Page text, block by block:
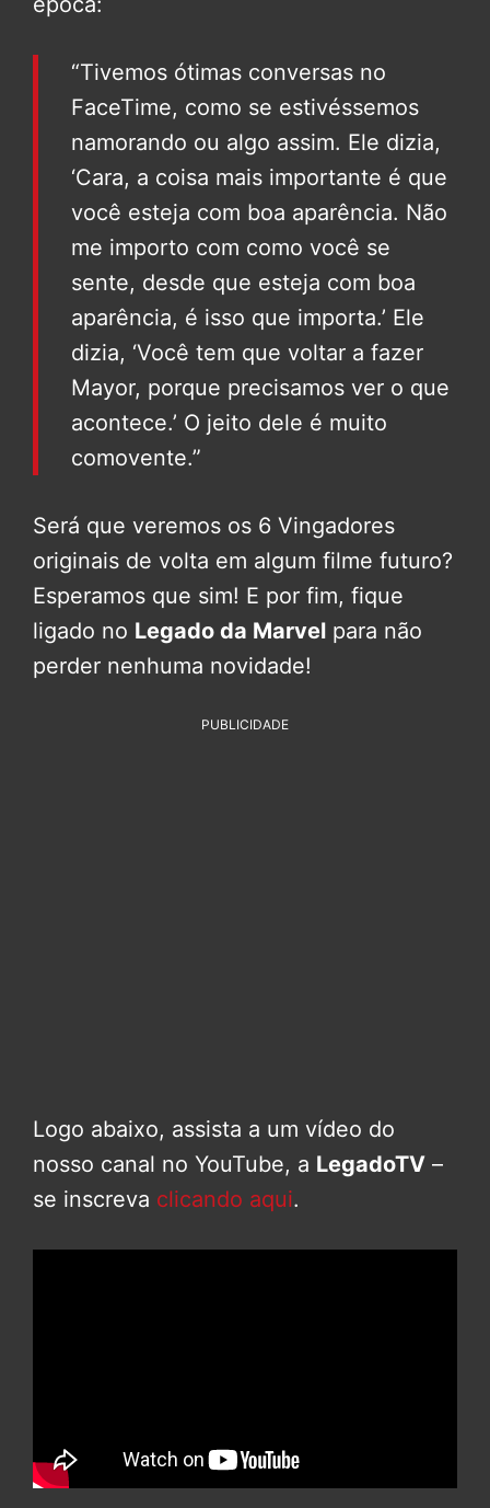
“Tivemos ótimas conversas no
FaceTime, como se estivéssemos
namorando ou algo assim. Ele dizia,
‘Cara, a coisa mais importante é que
você esteja com boa aparência. Não
me importo com como você se
sente, desde que esteja com boa
aparência, é isso que importa.’ Ele
dizia, ‘Você tem que voltar a fazer
Mayor, porque precisamos ver o que
acontece.’ O jeito dele é muito
comovente.”
Será que veremos os 6 Vingadores
originais de volta em algum filme futuro?
Esperamos que sim! E por fim, fique
ligado no Legado da Marvel para não
perder nenhuma novidade!
PUBLICIDADE
Logo abaixo, assista a um vídeo do
nosso canal no YouTube, a LegadoTV –
se inscreva clicando aqui.